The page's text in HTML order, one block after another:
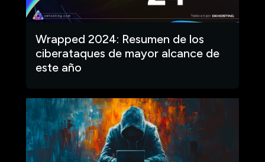
Wrapped 2024: Resumen de los
ciberataques de mayor alcance de
este año